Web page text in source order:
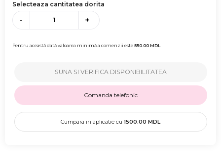
Selecteaza cantitatea dorita
- +
Pentru această dată valoarea minimă a comenzii este550.00MDL
SUNA SI VERIFICA DISPONIBILITATEA
Comanda telefonic
Cumpara in aplicatie cu 1500.00 MDL